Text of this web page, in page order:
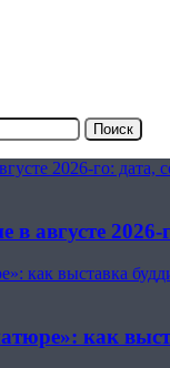
2026-го: дата,
в августе
как выставка
как